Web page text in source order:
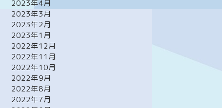
2023年4月
2023年3月
2023年2月
2023年1月
2022年12月
2022年11月
2022年10月
2022年9月
2022年8月
2022年7月